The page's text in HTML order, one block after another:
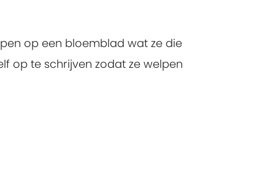
op een bloemblad wat ze die
op te schrijven zodat ze welpen